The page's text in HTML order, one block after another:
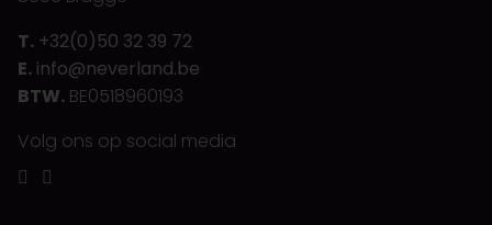
T. +32(0)50 32 39 72
E. info@neverland.be
BTW. BE0518960193
Volg ons op social media